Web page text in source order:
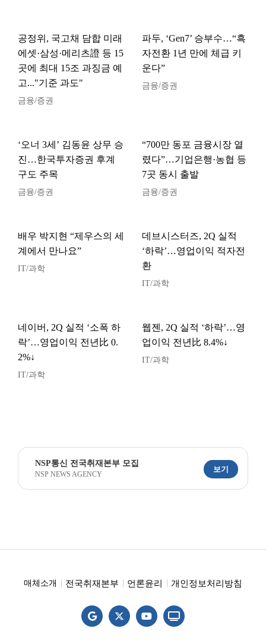
공정위, 국고채 담합 미래
에셋·삼성·메리츠證 등 15
곳에 최대 15조 과징금 예
고..."기준 과도"
금융/증권
파두, ‘Gen7’ 승부수…“흑
자전환 1년 만에 체급 키
운다”
금융/증권
‘오너 3세’ 김동윤 상무 승
진…한국투자증권 후계
구도 주목
금융/증권
“700만 동포 금융시장 열
렸다”…기업은행·농협 등
7곳 동시 출발
금융/증권
배우 박지현 “제우스의 세
계에서 만나요”
IT/과학
데브시스터즈, 2Q 실적
‘하락’…영업이익 적자전
환
IT/과학
네이버, 2Q 실적 ‘소폭 하
락’…영업이익 전년比 0.
2%↓
IT/과학
웹젠, 2Q 실적 ‘하락’…영
업이익 전년比 8.4%↓
IT/과학
NSP통신 전국취재본부 모집
NSP NEWS AGENCY
보기
매체소개 전국취재본부 언론윤리 개인정보처리방침